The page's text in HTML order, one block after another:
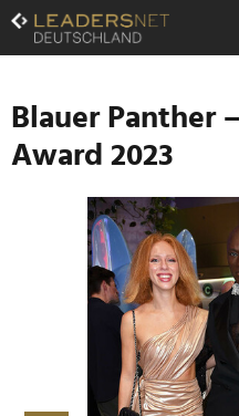
Zum
Inhalt
Zur
Navigation
Zur
Hauptnavigation
Blauer Panther
Award 2023